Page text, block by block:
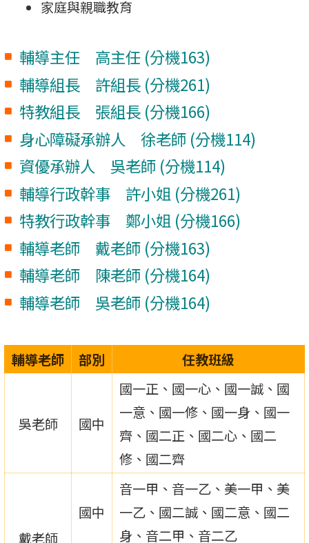
家庭與親職教育
輔導主任 高主任 (分機163)
輔導組長 許組長 (分機261)
特教組長 張組長 (分機166)
身心障礙承辦人 徐老師 (分機114)
資優承辦人 吳老師 (分機114)
輔導行政幹事 許小姐 (分機261)
特教行政幹事 鄭小姐 (分機166)
輔導老師 戴老師 (分機163)
輔導老師 陳老師 (分機164)
輔導老師 吳老師 (分機164)
輔導老師 部別 任教班級
吳老師 國中
國一正、國一心、國一誠、國
一意、國一修、國一身、國一
齊、國二正、國二心、國二
修、國二齊
戴老師
國中
音一甲、音一乙、美一甲、美
一乙、國二誠、國二意、國二
身、音二甲、音二乙